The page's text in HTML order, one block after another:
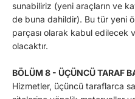
sunabiliriz (yeni araçların ve
de buna dahildir). Bu tür yeni
parçası olarak kabul edilecek
olacaktır.
BÖLÜM 8 - ÜÇÜNCÜ TARAF
Hizmetler, üçüncü taraflarca